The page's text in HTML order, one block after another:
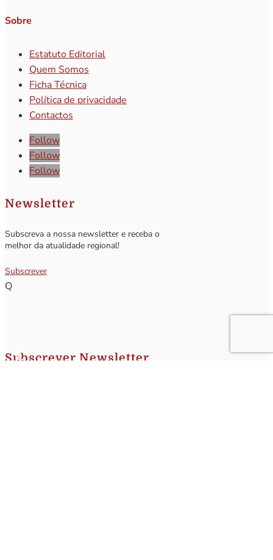
Sobre
Estatuto Editorial
Quem Somos
Ficha Técnica
Política de privacidade
Contactos
Follow
Follow
Follow
Newsletter
Subscreva a nossa newsletter e receba o
melhor da atualidade regional!
Subscrever
Q
Subscrever Newsletter